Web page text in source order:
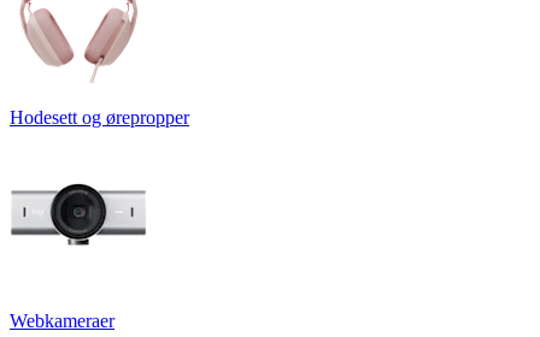
Hodesett og ørepropper
Webkameraer